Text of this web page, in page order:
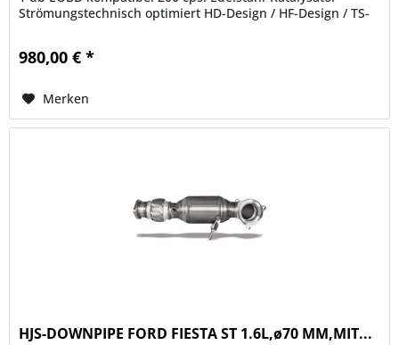
Strömungstechnisch optimiert HD-Design / HF-Design / TS-
980,00 € *
Merken
HJS-DOWNPIPE FORD FIESTA ST 1.6L,ø70 MM,MIT...